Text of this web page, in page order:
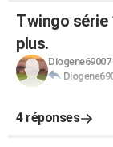
Twingo série
plus.
Diogene69007
4 réponses